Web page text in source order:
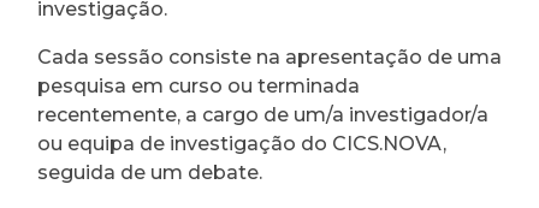
investigação.
Cada sessão consiste na apresentação de uma
pesquisa em curso ou terminada
recentemente, a cargo de um/a investigador/a
ou equipa de investigação do CICS.NOVA,
seguida de um debate.